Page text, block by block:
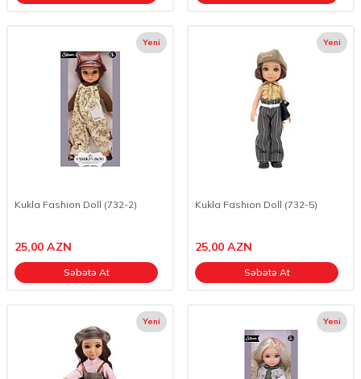
Yeni
Kukla Fashion Doll (732-2)
25,00 AZN
Səbətə At
Yeni
Kukla Fashion Doll (732-5)
25,00 AZN
Səbətə At
Yeni Yeni